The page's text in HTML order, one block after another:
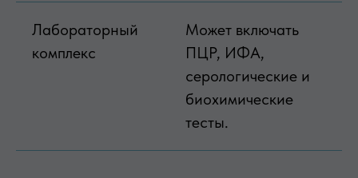
Лабораторный
комплекс
Может включать
ПЦР, ИФА,
серологические и
биохимические
тесты.